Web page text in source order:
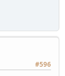
#596